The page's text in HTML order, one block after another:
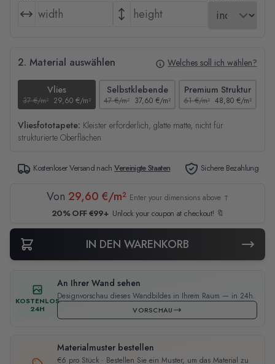
2. Material auswählen Welches soll ich wählen?
Vlies
37 €/m² 29,60 €/m²
Selbstklebende
47 €/m² 37,60 €/m²
Premium Struktur
61 €/m² 48,80 €/m²
Vliesfototapete: Kleister erforderlich, glatte matte, nicht für
strukturierte Oberflächen
Kostenloser Versand nachVereinigte Staaten Sichere Bezahlung
Von 29,60 €/m² Enter your dimensions above ↑
20% OFF €99+ Unlock your coupon at checkout! 🔖
IN DEN WARENKORB
KOSTENLOS
24H
An Ihrer Wand sehen
Designvorschau dieses Wandbildes in Ihrem Raum — in 24h.
VORSCHAU
Materialmuster bestellen
€6 pro Stück · Bestellen Sie ein Muster, um das Material zu